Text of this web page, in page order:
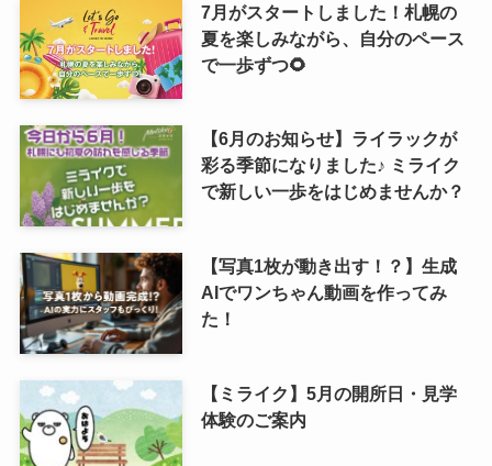
7月がスタートしました！札幌の
夏を楽しみながら、自分のペース
で一歩ずつ🌻
【6月のお知らせ】ライラックが
彩る季節になりました♪ ミライク
で新しい一歩をはじめませんか？
【写真1枚が動き出す！？】生成
AIでワンちゃん動画を作ってみ
た！
【ミライク】5月の開所日・見学
体験のご案内